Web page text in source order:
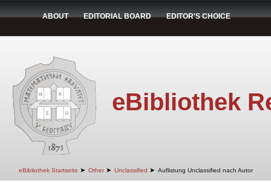
ABOUT EDITORIAL BOARD EDITOR'S CHOICE
eBibliothek
eBibliothek Startseite ➤ Other ➤ Unclassified ➤ Auflistung Unclassified nach Autor